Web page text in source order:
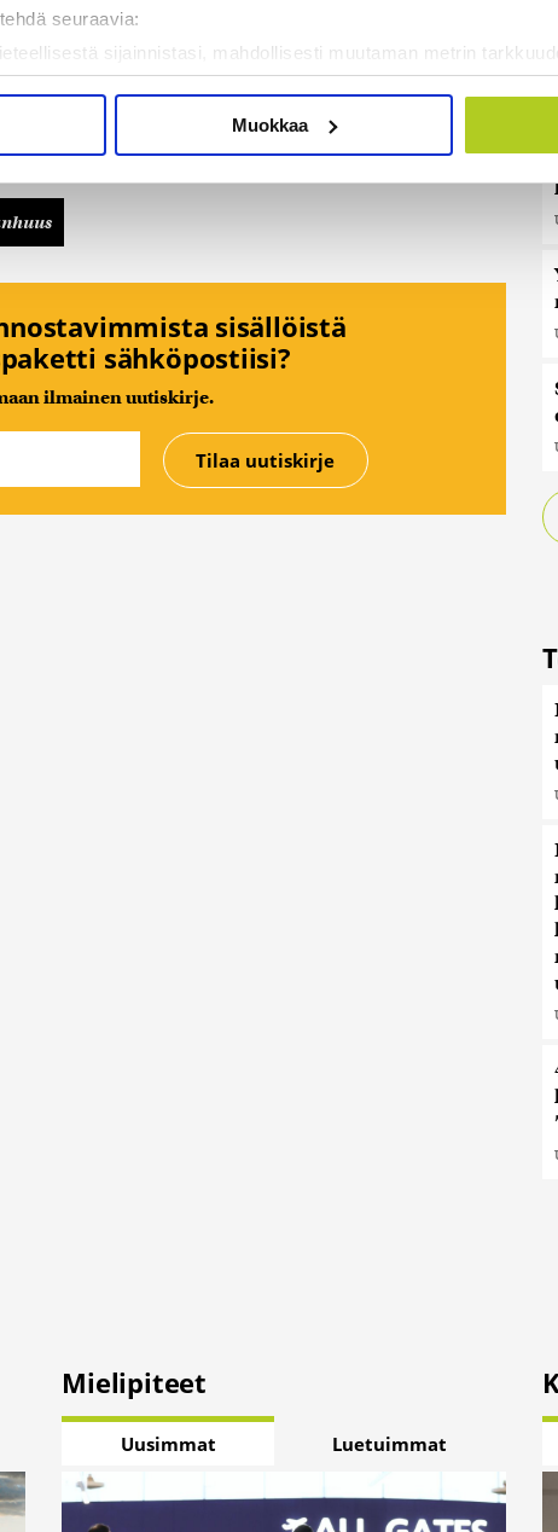
seuraavia:
sijainnistasi, mahdollisesti muutaman metrin
sen ominaispiirteitä aktiivisesti (sormenjäljen
käsitellään ja miten voit määrittää asetuksesi
sisällön ja mainosten räätälöimiseen, sosiaalisen median
Lisäksi jaamme sosiaalisen median, mainosalan ja
kerätty, kun olet käyttänyt heidän palvelujaan. Tietoja saatetaan
Muokkaa
sisällöistä
sähköpostiisi?
ilmainen uutiskirje.
Mielipiteet
Uusimmat Luetuimmat